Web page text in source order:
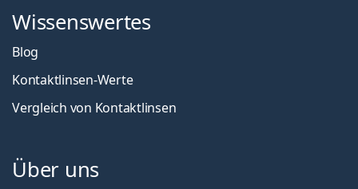
Wissenswertes
Blog
Kontaktlinsen-Werte
Vergleich von Kontaktlinsen
Über uns